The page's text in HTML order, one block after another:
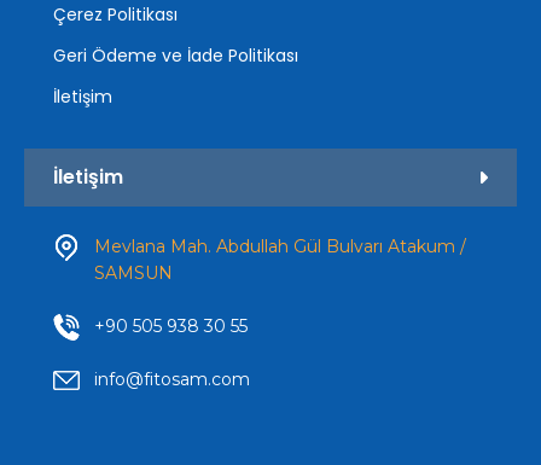
Çerez Politikası
Geri Ödeme ve İade Politikası
İletişim
İletişim
Mevlana Mah. Abdullah Gül Bulvarı Atakum /
SAMSUN
+90 505 938 30 55
info@fitosam.com